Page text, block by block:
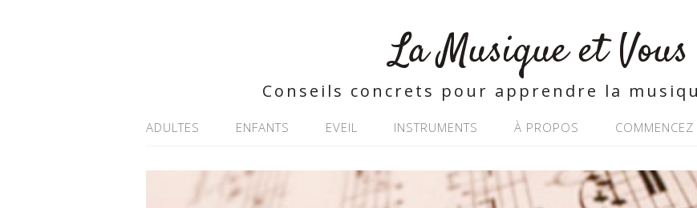
La Musique et Vous
Conseils concrets pour apprendre la
ADULTES ENFANTS EVEIL INSTRUMENTS À PROPOS COMMENCEZ